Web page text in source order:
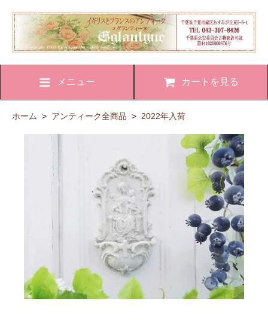
メニュー カートを見る
ホーム > アンティーク全商品 > 2022年入荷